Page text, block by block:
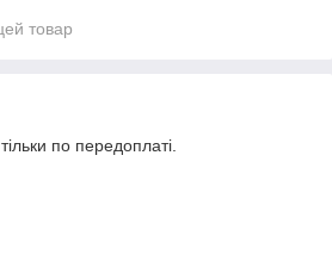
товар
по передоплаті.